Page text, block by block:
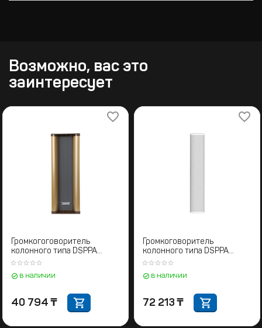
Возможно, вас это
заинтересует
Громкогоговоритель
колонного типа DSPPA
DSP208
в наличии
40 794 ₸
Громкоговоритель
колонного типа DSPPA
DSP455II W
в наличии
72 213 ₸